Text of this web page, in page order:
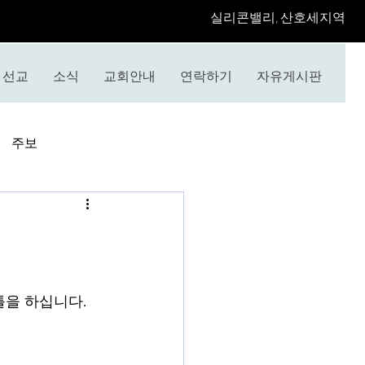
​실리콘밸리, 산호세지역
선교 소식 교회안내 연락하기 자유게시판
주보
하십니다.